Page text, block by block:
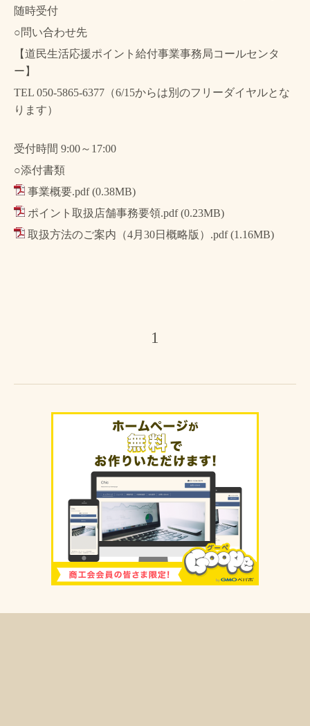
随時受付
○問い合わせ先
【道民生活応援ポイント給付事業事務局コールセンタ
ー】
TEL 050-5865-6377（6/15からは別のフリーダイヤルとな
ります）
受付時間 9:00～17:00
○添付書類
事業概要.pdf(0.38MB)
ポイント取扱店舗事務要領.pdf(0.23MB)
取扱方法のご案内（4月30日概略版）.pdf(1.16MB)
1